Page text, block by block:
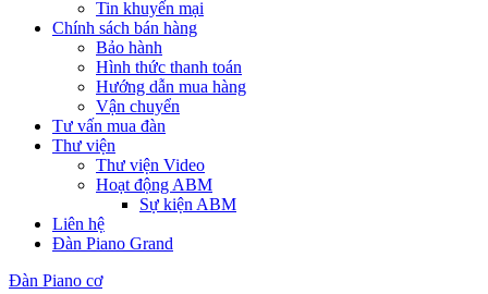
Tin khuyến mại
Chính sách bán hàng
Bảo hành
Hình thức thanh toán
Hướng dẫn mua hàng
Vận chuyển
Tư vấn mua đàn
Thư viện
Thư viện Video
Hoạt động ABM
Sự kiện ABM
Liên hệ
Đàn Piano Grand
Đàn Piano cơ